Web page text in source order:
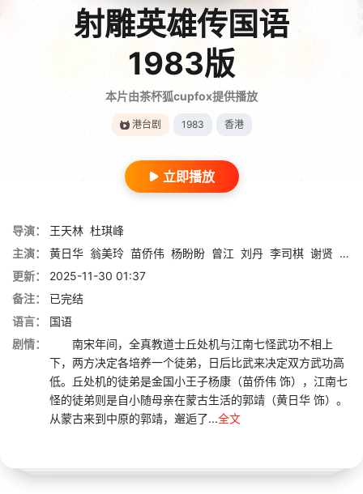
射雕英雄传国语
1983版
本片由茶杯狐cupfox提供播放
港台剧 1983 香港
立即播放
导演： 王天林 杜琪峰
主演：
黄日华 翁美玲 苗侨伟 杨盼盼 曾江 刘丹 李司棋 谢贤 戴
更新：
2025-11-30 01:37
备注：
已完结
语言：
国语
剧情：
南宋年间，全真教道士丘处机与江南七怪武功不相上
下，两方决定各培养一个徒弟，日后比武来决定双方武功高
低。丘处机的徒弟是金国小王子杨康（苗侨伟 饰），江南七
怪的徒弟则是自小随母亲在蒙古生活的郭靖（黄日华 饰）。
从蒙古来到中原的郭靖，邂逅了...全文